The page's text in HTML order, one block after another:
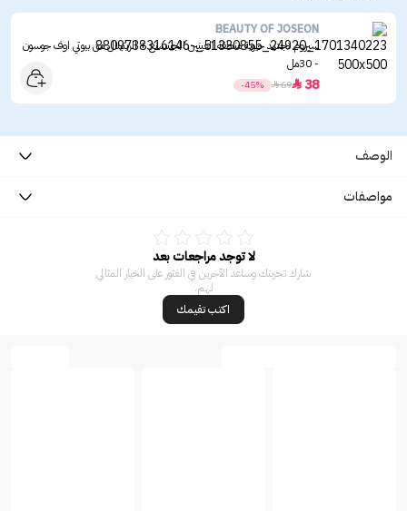
BEAUTY OF JOSEON
سيروم تجديد حيوية منطقة العينين الجينسنغ + الريتينال من بيوتي اوف جوسون
- 30مل
38

69

-45%
الوصف
مواصفات
لا توجد مراجعات بعد
شارك تجربتك وساعد الآخرين في العثور على الخيار المثالي
لهم.
اكتب تقيمك